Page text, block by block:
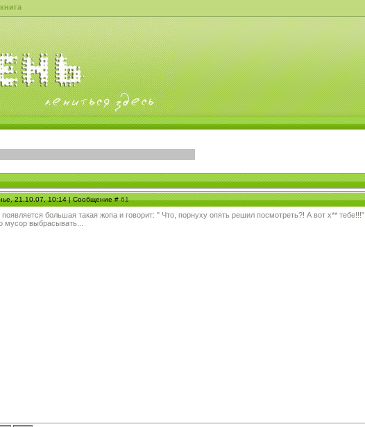
21.10.07, 10:14 | Сообщение #61
большая такая жопа и говорит: " Что, порнуху опять решил посмотреть?! А вот х** тебе!!!"
мусор выбрасывать...